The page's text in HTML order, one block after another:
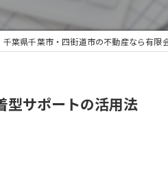
千葉県千葉市・四街道市の不動産なら有限
型サポートの活用法